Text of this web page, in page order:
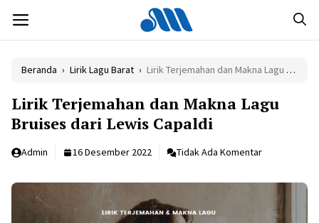
isi
MENU
Beranda › Lirik Lagu Barat › Lirik Terjemahan dan Makna Lagu Bruises dari Lewis Capaldi
Lirik Terjemahan dan Makna Lagu
Bruises dari Lewis Capaldi
Admin 16 Desember 2022 Tidak Ada Komentar